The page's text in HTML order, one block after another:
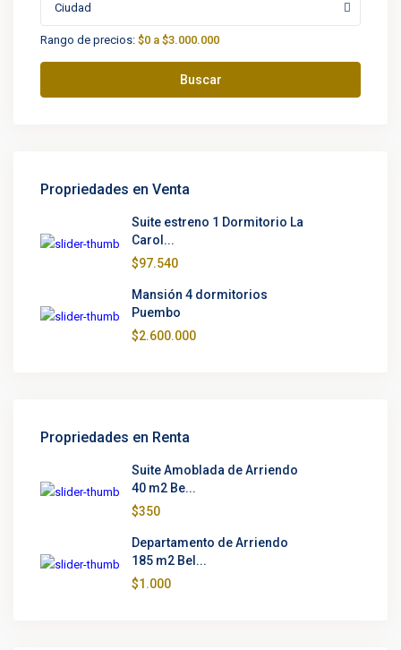
Ciudad
Rango de precios: $0 a $3.000.000
Buscar
Propriedades en Venta
Suite estreno 1 Dormitorio La
Carol...
$97.540
Mansión 4 dormitorios
Puembo
$2.600.000
Propriedades en Renta
Suite Amoblada de Arriendo
40 m2 Be...
$350
Departamento de Arriendo
185 m2 Bel...
$1.000